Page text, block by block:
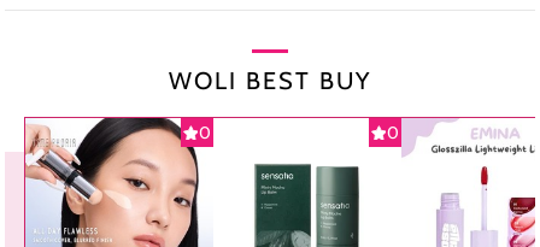
WOLI BEST BUY
0 0